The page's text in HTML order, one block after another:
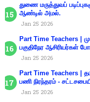
துணை மருத்துவப்
ஆண்டில் அமல்.
Jan 25 2026
Part Time Teachers |
பகுதிநேர ஆசிரியர்கள்
Jan 25 2026
Part Time Teachers |
பணி நிரந்தரம் -
Jan 25 2026